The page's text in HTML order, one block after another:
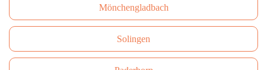
Mönchengladbach
Solingen